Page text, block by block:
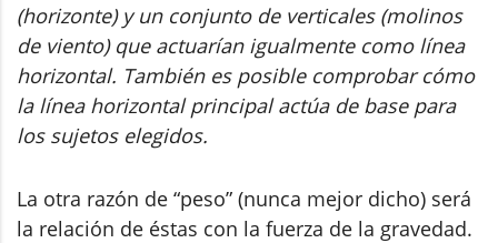
(horizonte) y un conjunto de verticales (molinos
de viento) que actuarían igualmente como línea
horizontal. También es posible comprobar cómo
la línea horizontal principal actúa de base para
los sujetos elegidos.
La otra razón de “peso” (nunca mejor dicho) será
la relación de éstas con la fuerza de la gravedad.